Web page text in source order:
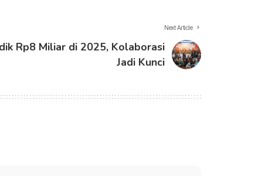
Next Article
Rp8 Miliar di 2025, Kolaborasi
Jadi Kunci